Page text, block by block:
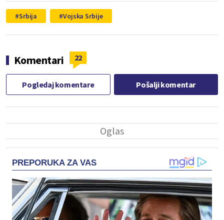
Srbija Vojska Srbije
Komentari 22
Pogledaj komentare Pošalji komentar
PREPORUKA ZA VAS